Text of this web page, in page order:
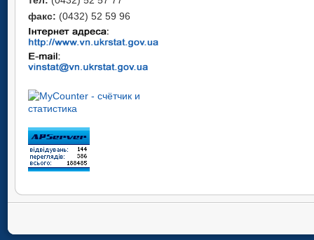
факс: (0432) 52 59 96